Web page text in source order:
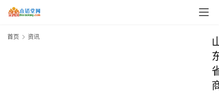
首页 资讯